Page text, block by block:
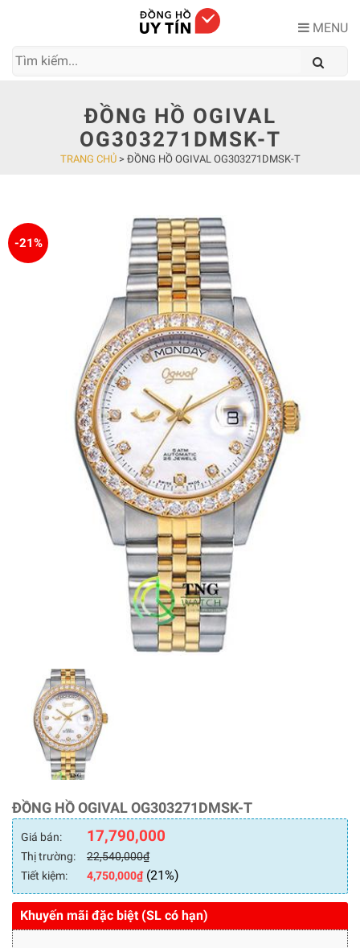
MENU
ĐỒNG HỒ OGIVAL
OG303271DMSK-T
TRANG CHỦ> ĐỒNG HỒ OGIVAL OG303271DMSK-T
-21%
ĐỒNG HỒ OGIVAL OG303271DMSK-T
Giá bán: 17,790,000
Thị trường: 22,540,000₫
Tiết kiệm:
4,750,000₫(21%)
Khuyến mãi đặc biệt (SL có hạn)